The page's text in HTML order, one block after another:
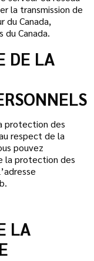
la transmission de
du Canada,
Canada.
DE LA
protection des
respect de la
pouvez
la protection des
LA